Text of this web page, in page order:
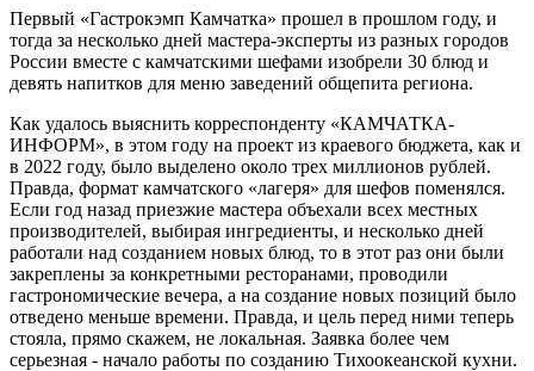
Первый «Гастрокэмп Камчатка» прошел в прошлом году, и
тогда за несколько дней мастера-эксперты из разных городов
России вместе с камчатскими шефами изобрели 30 блюд и
девять напитков для меню заведений общепита региона.
Как удалось выяснить корреспонденту «КАМЧАТКА-
ИНФОРМ», в этом году на проект из краевого бюджета, как и
в 2022 году, было выделено около трех миллионов рублей.
Правда, формат камчатского «лагеря» для шефов поменялся.
Если год назад приезжие мастера объехали всех местных
производителей, выбирая ингредиенты, и несколько дней
работали над созданием новых блюд, то в этот раз они были
закреплены за конкретными ресторанами, проводили
гастрономические вечера, а на создание новых позиций было
отведено меньше времени. Правда, и цель перед ними теперь
стояла, прямо скажем, не локальная. Заявка более чем
серьезная - начало работы по созданию Тихоокеанской кухни.